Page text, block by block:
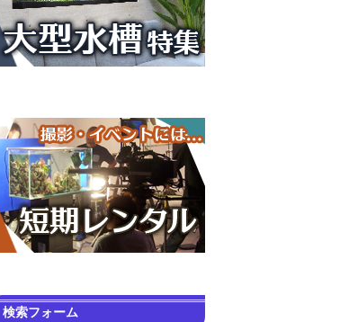
検索フォーム